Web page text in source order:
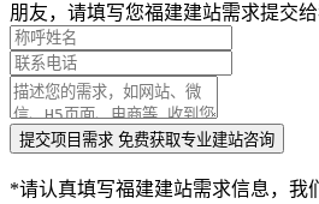
朋友，请填写您福建建站需求提交给
*请认真填写福建建站需求信息，我